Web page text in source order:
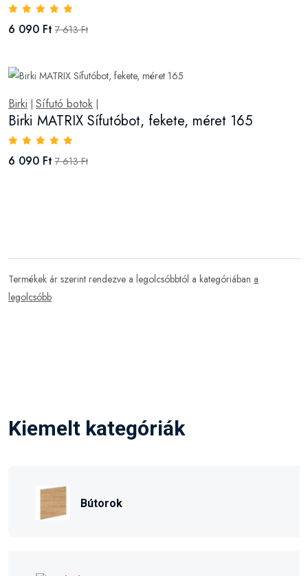
6 090 Ft 7 613 Ft
Birki Sífutó botok
Birki MATRIX Sífutóbot, fekete, méret 165
6 090 Ft 7 613 Ft
Termékek ár szerint rendezve a legolcsóbbtól a kategóriában a
legolcsóbb
Kiemelt kategóriák
Bútorok